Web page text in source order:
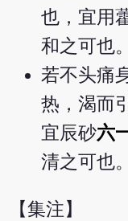
也，宜用
和之可也。
若不头痛
热，渴而
宜辰砂六
清之可也。
【集注】